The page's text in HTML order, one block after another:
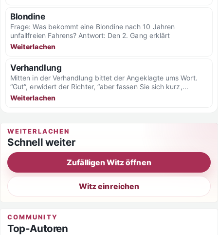
Blondine
Frage: Was bekommt eine Blondine nach 10 Jahren
unfallfreien Fahrens? Antwort: Den 2. Gang erklärt
Weiterlachen
Verhandlung
Mitten in der Verhandlung bittet der Angeklagte ums Wort.
“Gut”, erwidert der Richter, “aber fassen Sie sich kurz,...
Weiterlachen
WEITERLACHEN
Schnell weiter
Zufälligen Witz öffnen
Witz einreichen
COMMUNITY
Top-Autoren